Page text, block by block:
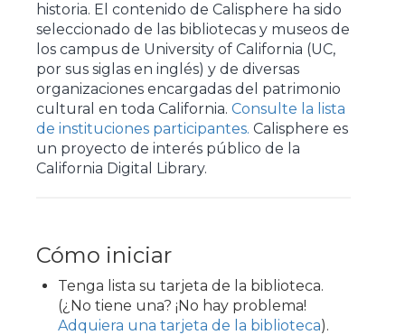
historia. El contenido de Calisphere ha sido
seleccionado de las bibliotecas y museos de
los campus de University of California (UC,
por sus siglas en inglés) y de diversas
organizaciones encargadas del patrimonio
cultural en toda California. Consulte la lista
de instituciones participantes. Calisphere es
un proyecto de interés público de la
California Digital Library.
Cómo iniciar
Tenga lista su tarjeta de la biblioteca.
(¿No tiene una? ¡No hay problema!
Adquiera una tarjeta de la biblioteca).